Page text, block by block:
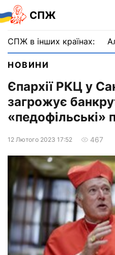
СПЖ
СПЖ в інших країнах:
НОВИНИ
Єпархії РКЦ у
загрожує
«педофільські»
12 Лютого 2023 17:52 467